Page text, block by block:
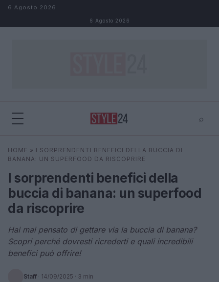
Salta al contenuto
6 Agosto 2026
6 Agosto 2026
⌕
Cerca
HOME » I SORPRENDENTI BENEFICI DELLA BUCCIA DI
BANANA: UN SUPERFOOD DA RISCOPRIRE
I sorprendenti benefici della
buccia di banana: un superfood
da riscoprire
Hai mai pensato di gettare via la buccia di banana?
Scopri perché dovresti ricrederti e quali incredibili
benefici può offrire!
Staff · 14/09/2025 · 3 min